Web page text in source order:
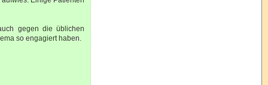
gegen die üblichen
so engagiert haben.